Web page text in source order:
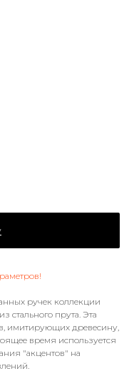
ручек коллекции
стального прута. Эта
имитирующих древесину,
время используется
"акцентов" на